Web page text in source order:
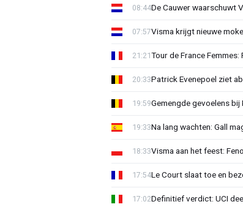
De Cauwer waarschuwt
08:44
Visma krijgt nieuwe
07:57
Tour de France
21:21
Patrick Evenepoel ziet
20:33
Gemengde gevoelens
19:59
Na lang wachten: Gall
19:33
Visma aan het feest:
18:33
Le Court slaat toe en
17:54
Definitief verdict: UCI
17:02